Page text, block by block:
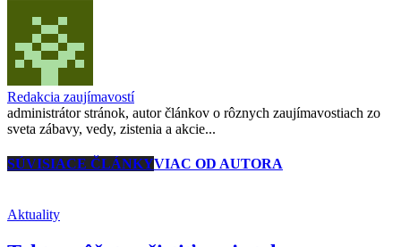
Redakcia zaujímavostí
administrátor stránok, autor článkov o rôznych zaujímavostiach zo
sveta zábavy, vedy, zistenia a akcie...
SÚVISIACE ČLÁNKYVIAC OD AUTORA
Aktuality